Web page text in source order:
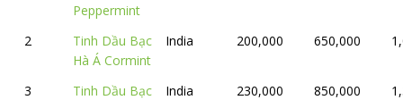
Peppermint
2
Tinh Dầu Bạc
Hà Á Cormint
India 200,000 650,000
3
Tinh Dầu Bạc
India 230,000 850,000